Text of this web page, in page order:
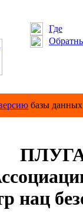
Где
базы
нац